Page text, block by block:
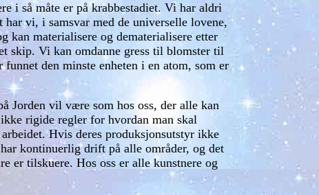
i så måte er på krabbestadiet. Vi har aldri
vi, i samsvar med de universelle lovene,
materialisere og dematerialisere etter
skip. Vi kan omdanne gress til blomster til
den minste enheten i en atom, som er
Jorden vil være som hos oss, der alle kan
rigide regler for hvordan man skal
Hvis deres produksjonsutstyr ikke
kontinuerlig drift på alle områder, og det
er tilskuere. Hos oss er alle kunstnere og